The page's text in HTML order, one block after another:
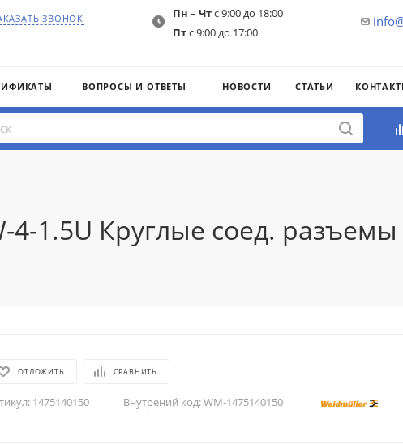
ЗВОНОК Пн – Чтс 9:00 до 18:00
Птс 9:00 до 17:00
ВОПРОСЫ И ОТВЕТЫ НОВОСТИ СТАТЬИ
4-1.5U Круглые соед.
ОТЛОЖИТЬ СРАВНИТЬ
1475140150 Внутрений код:WM-1475140150